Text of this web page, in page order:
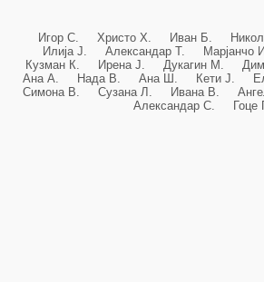
Игор С. Христо Х. Иван Б.
Илија Ј. Александар Т.
Кузман К. Ирена Ј. Дукагин М.
Ана А. Нада В. Ана Ш. Кети Ј.
Симона В. Сузана Л. Ивана В.
Александар С. Гоце